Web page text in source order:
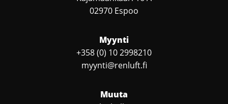
02970 Espoo
Myynti
+358 (0) 10 2998210
myynti@renluft.fi
Muuta